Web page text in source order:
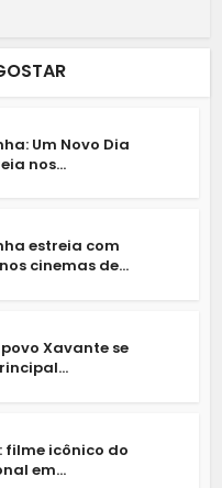
Um Novo Dia
nos...
estreia com
cinemas de...
Xavante se
filme icônico do
em...